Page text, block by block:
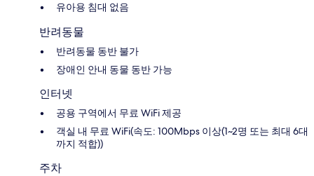
유아용 침대 없음
반려동물
반려동물 동반 불가
장애인 안내 동물 동반 가능
인터넷
공용 구역에서 무료 WiFi 제공
객실 내 무료 WiFi(속도: 100Mbps 이상(1~2명 또는 최대 6대
까지 적합))
주차